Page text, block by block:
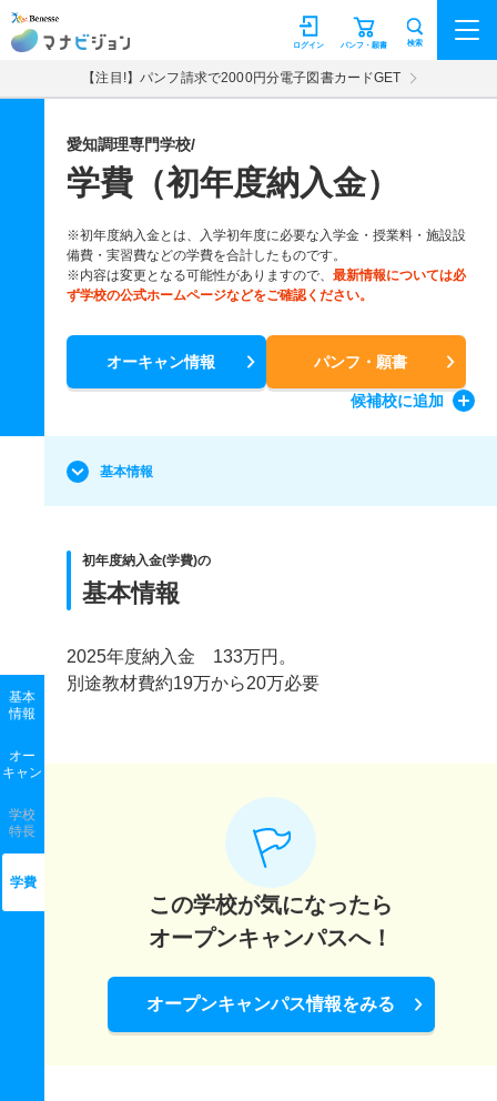
マナビジョン パンフ・願書
ログイン 検索
【注目!】パンフ請求で2000円分電子図書カードGET
愛知調理専門学校/
学費（初年度納入金）
※初年度納入金とは、入学初年度に必要な入学金・授業料・施設設
備費・実習費などの学費を合計したものです。
※内容は変更となる可能性がありますので、 最新情報については必
ず学校の公式ホームページなどをご確認ください。
オーキャン情報 パンフ・願書
候補校に追加
基本
情報
オー
キャン
学校
特長
学費
基本情報
初年度納入金(学費)の
基本情報
2025年度納入金 133万円。
別途教材費約19万から20万必要
この学校が気になったら
オープンキャンパスへ！
オープンキャンパス情報をみる